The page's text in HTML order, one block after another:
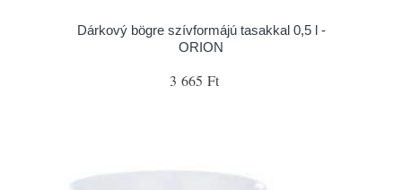
Dárkový bögre szívformájú tasakkal 0,5 l -
ORION
3 665 Ft